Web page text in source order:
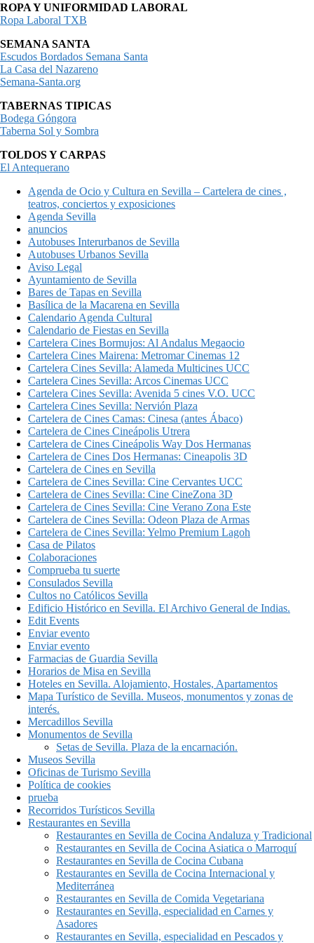
ROPA Y UNIFORMIDAD LABORAL
Ropa Laboral TXB
SEMANA SANTA
Escudos Bordados Semana Santa
La Casa del Nazareno
Semana-Santa.org
TABERNAS TIPICAS
Bodega Góngora
Taberna Sol y Sombra
TOLDOS Y CARPAS
El Antequerano
Agenda de Ocio y Cultura en Sevilla – Cartelera de cines ,
teatros, conciertos y exposiciones
Agenda Sevilla
anuncios
Autobuses Interurbanos de Sevilla
Autobuses Urbanos Sevilla
Aviso Legal
Ayuntamiento de Sevilla
Bares de Tapas en Sevilla
Basílica de la Macarena en Sevilla
Calendario Agenda Cultural
Calendario de Fiestas en Sevilla
Cartelera Cines Bormujos: Al Andalus Megaocio
Cartelera Cines Mairena: Metromar Cinemas 12
Cartelera Cines Sevilla: Alameda Multicines UCC
Cartelera Cines Sevilla: Arcos Cinemas UCC
Cartelera Cines Sevilla: Avenida 5 cines V.O. UCC
Cartelera Cines Sevilla: Nervión Plaza
Cartelera de Cines Camas: Cinesa (antes Ábaco)
Cartelera de Cines Cineápolis Utrera
Cartelera de Cines Cineápolis Way Dos Hermanas
Cartelera de Cines Dos Hermanas: Cineapolis 3D
Cartelera de Cines en Sevilla
Cartelera de Cines Sevilla: Cine Cervantes UCC
Cartelera de Cines Sevilla: Cine CineZona 3D
Cartelera de Cines Sevilla: Cine Verano Zona Este
Cartelera de Cines Sevilla: Odeon Plaza de Armas
Cartelera de Cines Sevilla: Yelmo Premium Lagoh
Casa de Pilatos
Colaboraciones
Comprueba tu suerte
Consulados Sevilla
Cultos no Católicos Sevilla
Edificio Histórico en Sevilla. El Archivo General de Indias.
Edit Events
Enviar evento
Enviar evento
Farmacias de Guardia Sevilla
Horarios de Misa en Sevilla
Hoteles en Sevilla. Alojamiento, Hostales, Apartamentos
Mapa Turístico de Sevilla. Museos, monumentos y zonas de
interés.
Mercadillos Sevilla
Monumentos de Sevilla
Setas de Sevilla. Plaza de la encarnación.
Museos Sevilla
Oficinas de Turismo Sevilla
Política de cookies
prueba
Recorridos Turísticos Sevilla
Restaurantes en Sevilla
Restaurantes en Sevilla de Cocina Andaluza y Tradicional
Restaurantes en Sevilla de Cocina Asiatica o Marroquí
Restaurantes en Sevilla de Cocina Cubana
Restaurantes en Sevilla de Cocina Internacional y
Mediterránea
Restaurantes en Sevilla de Comida Vegetariana
Restaurantes en Sevilla, especialidad en Carnes y
Asadores
Restaurantes en Sevilla, especialidad en Pescados y